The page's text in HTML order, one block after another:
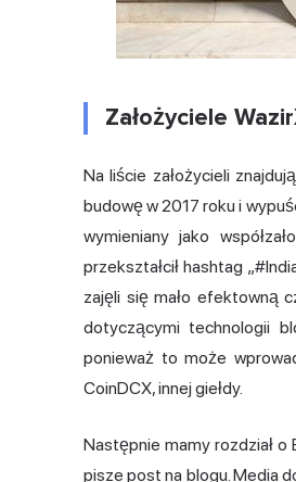
Założyciele
Na liście założycieli
budowę w 2017 roku i
wymieniany jako
przekształcił hashtag
zajęli się mało efektowną
dotyczącymi technologii
ponieważ to może
CoinDCX, innej giełdy.
Następnie mamy rozdział o
pisze post na blogu. Media